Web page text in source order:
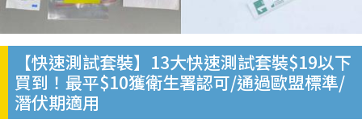
【快速測試套裝】13大快速測試套裝$19以下
買到！最平$10獲衛生署認可/通過歐盟標準/
潛伏期適用